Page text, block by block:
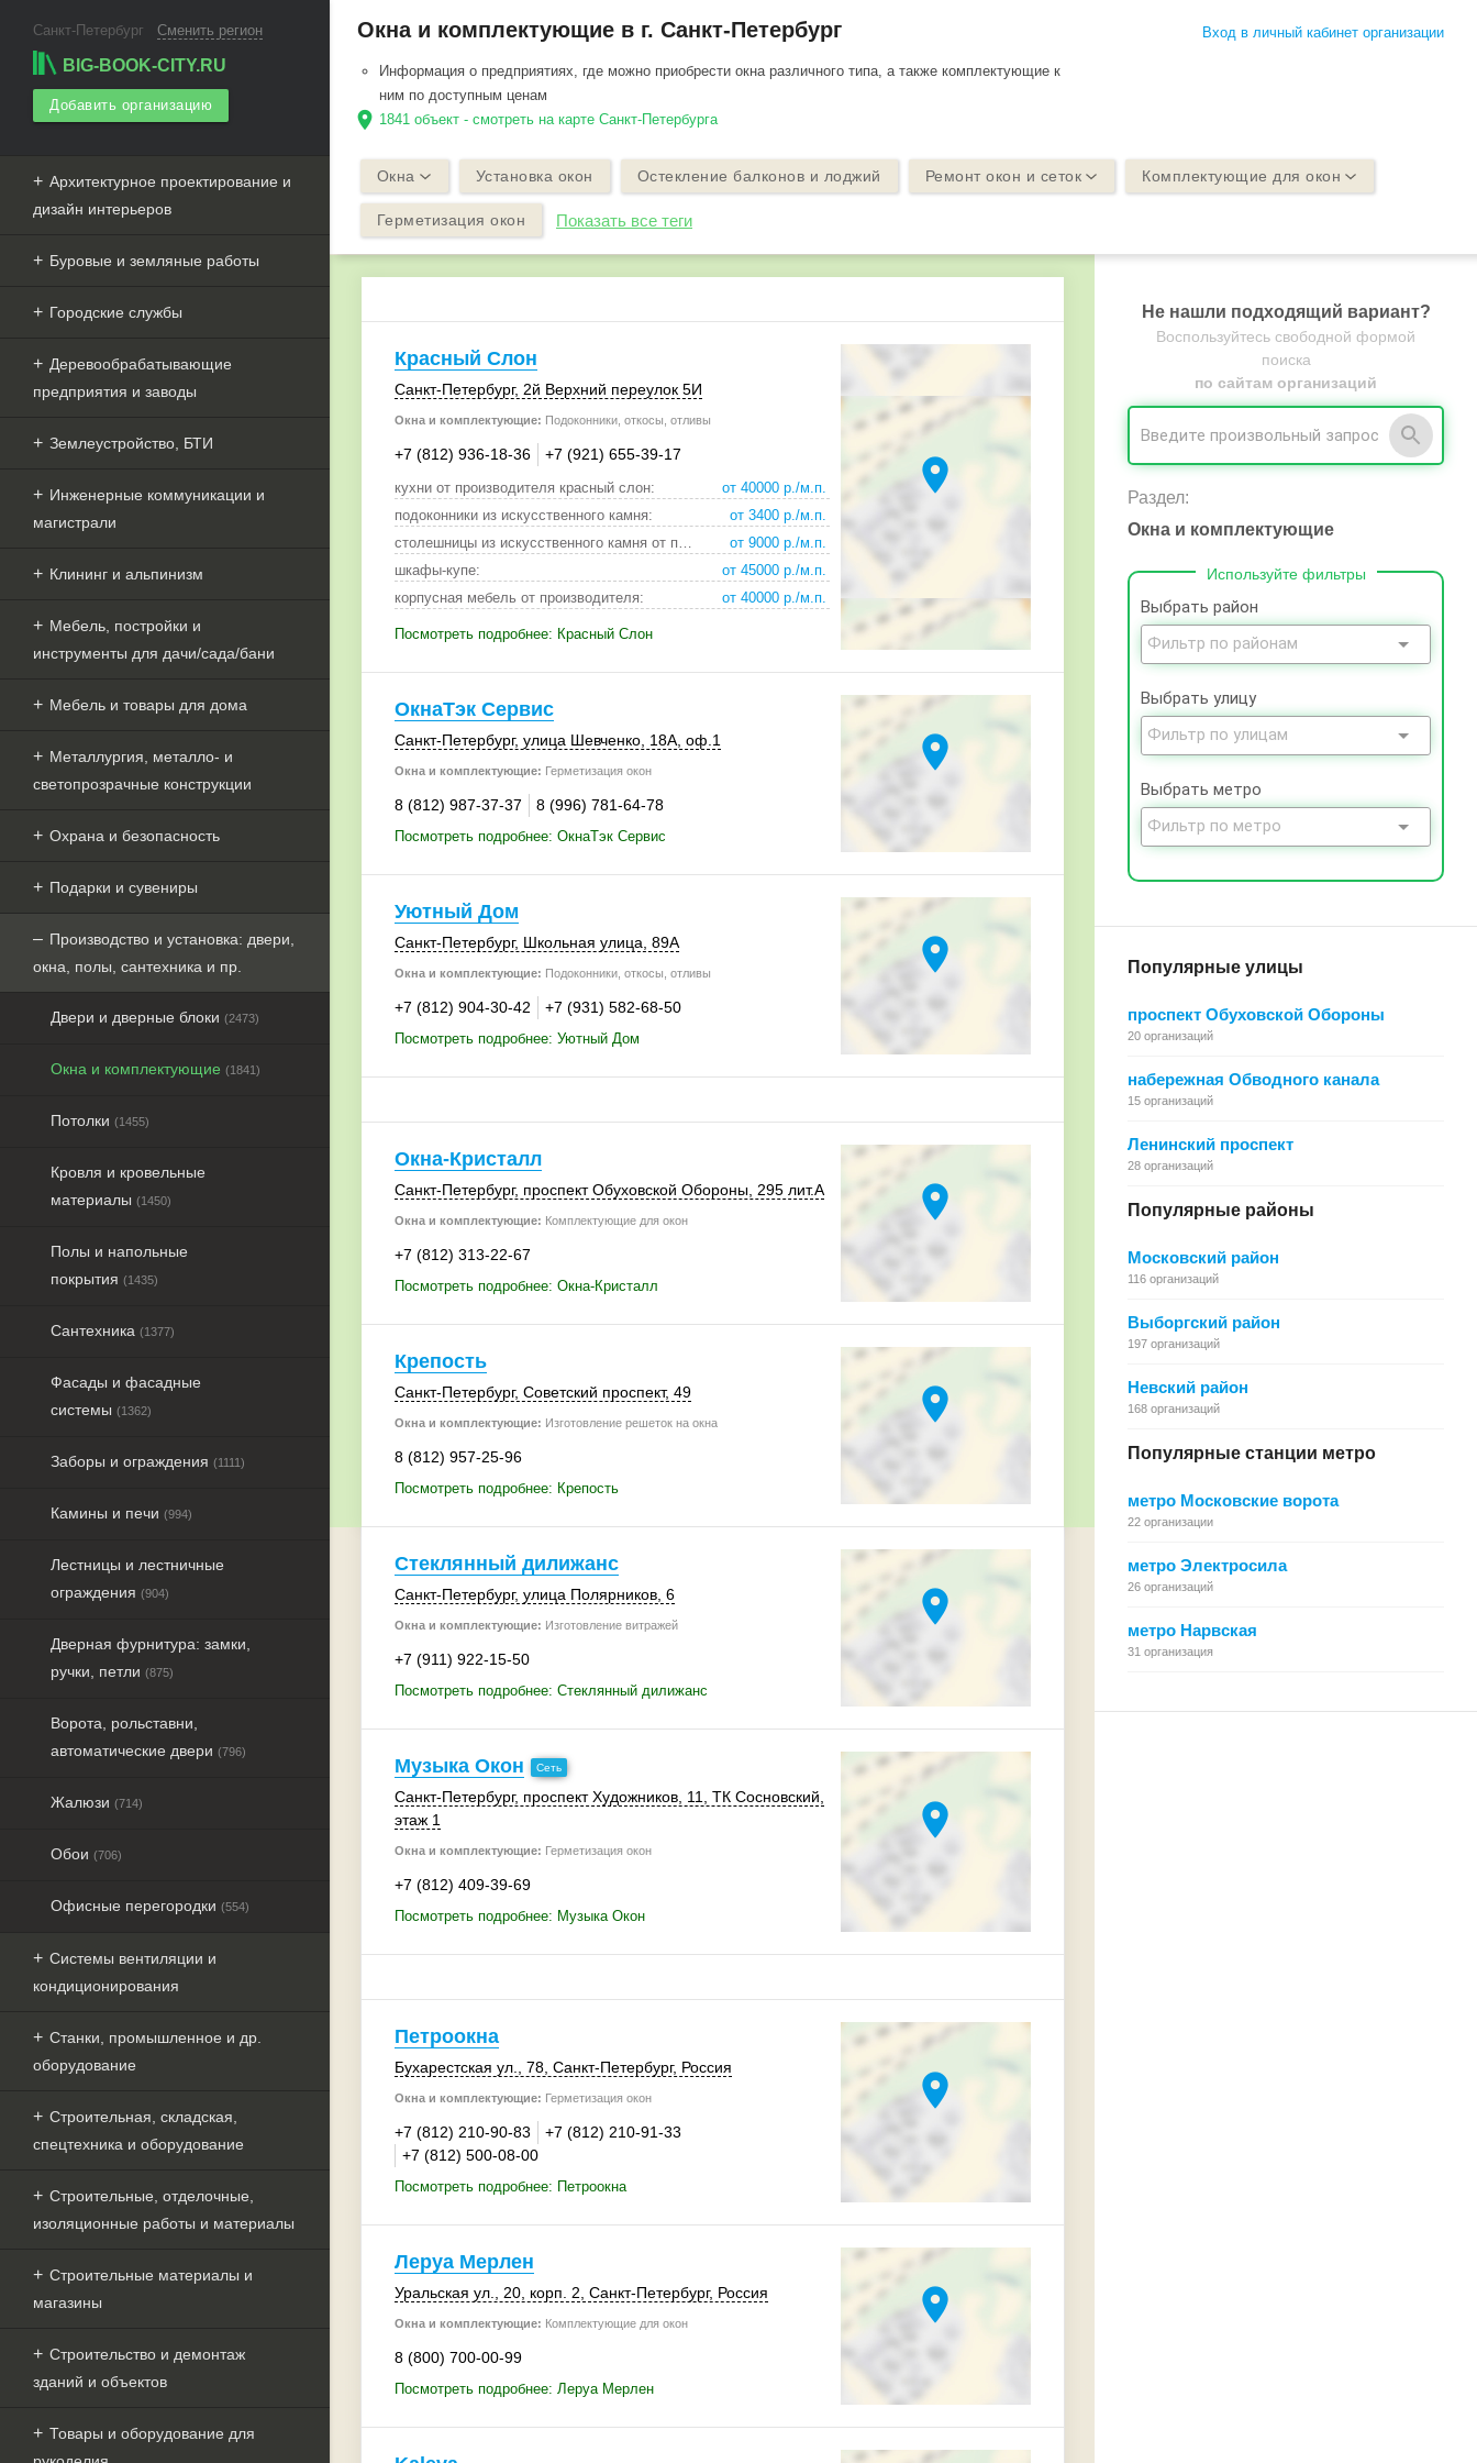
Санкт-Петербург Сменить регион
BIG-BOOK-CITY.RU
Добавить организацию
Архитектурное проектирование и
дизайн интерьеров
Буровые и земляные работы
Городские службы
Деревообрабатывающие
предприятия и заводы
Землеустройство, БТИ
Инженерные коммуникации и
магистрали
Клининг и альпинизм
Мебель, постройки и
инструменты для дачи/сада/бани
Мебель и товары для дома
Металлургия, металло- и
светопрозрачные конструкции
Охрана и безопасность
Подарки и сувениры
Производство и установка: двери,
окна, полы, сантехника и пр.
Двери и дверные блоки (2473)
Окна и комплектующие (1841)
Потолки (1455)
Кровля и кровельные
материалы (1450)
Полы и напольные
покрытия (1435)
Сантехника (1377)
Фасады и фасадные
системы (1362)
Заборы и ограждения (1111)
Камины и печи (994)
Лестницы и лестничные
ограждения (904)
Дверная фурнитура: замки,
ручки, петли (875)
Ворота, рольставни,
автоматические двери (796)
Жалюзи (714)
Обои (706)
Офисные перегородки (554)
Системы вентиляции и
кондиционирования
Станки, промышленное и др.
оборудование
Строительная, складская,
спецтехника и оборудование
Строительные, отделочные,
изоляционные работы и материалы
Строительные материалы и
магазины
Строительство и демонтаж
зданий и объектов
Товары и оборудование для
Окна и комплектующие в г. Санкт-Петербург
Информация о предприятиях, где можно приобрести окна различного типа, а также комплектующие к
ним по доступным ценам
location_on 1841 объект - смотреть на карте Санкт-Петербурга
Вход в личный кабинет организации
Окна Установка окон Остекление балконов и лоджий Ремонт окон и сеток Комплектующие для окон
Герметизация окон Показать все теги
Красный Слон
Санкт-Петербург, 2й Верхний переулок 5И
Окна и комплектующие: Подоконники, откосы, отливы
+7 (812) 936-18-36 +7 (921) 655-39-17
кухни от производителя красный слон:
от 40000 р./м.п.
подоконники из искусственного камня:
от 3400 р./м.п.
столешницы из искусственного камня от производител:
от 9000 р./м.п.
шкафы-купе:
от 45000 р./м.п.
корпусная мебель от производителя:
от 40000 р./м.п.
Посмотреть подробнее: Красный Слон
location_on
ОкнаТэк Сервис
Санкт-Петербург, улица Шевченко, 18А, оф.1
Окна и комплектующие: Герметизация окон
8 (812) 987-37-37 8 (996) 781-64-78
Посмотреть подробнее: ОкнаТэк Сервис
location_on
Уютный Дом
Санкт-Петербург, Школьная улица 89А
Окна и комплектующие: Подоконники, откосы, отливы
+7 (812) 904-30-42 +7 (931) 582-68-50
Посмотреть подробнее: Уютный Дом
location_on
Окна-Кристалл
Санкт-Петербург, проспект Обуховской Обороны, 295 лит.А
Окна и комплектующие: Комплектующие для окон
+7 (812) 313-22-67
Посмотреть подробнее: Окна-Кристалл
location_on
Крепость
Санкт-Петербург, Советский проспект, 49
Окна и комплектующие: Изготовление решеток на окна
8 (812) 957-25-96
Посмотреть подробнее: Крепость
location_on
Стеклянный дилижанс
Санкт-Петербург, улица Полярников, 6
Окна и комплектующие: Изготовление витражей
+7 (911) 922-15-50
Посмотреть подробнее: Стеклянный дилижанс
location_on
Музыка Окон
Санкт-Петербург, проспект Художников, 11, ТК Сосновский
этаж 1
Окна и комплектующие: Герметизация окон
+7 (812) 409-39-69
Посмотреть подробнее: Музыка Окон
location_on
Петроокна
Бухарестская ул., 78, Санкт-Петербург, Россия
Окна и комплектующие: Герметизация окон
+7 (812) 210-90-83
+7 (812) 210-91-33
+7 (812) 500-08-00
Посмотреть подробнее: Петроокна
location_on
Леруа Мерлен
Уральская ул., 20, корп. 2 Санкт-Петербург, Россия
Окна и комплектующие: Комплектующие для окон
8 (800) 700-00-99
Посмотреть подробнее: Леруа Мерлен
location_on
Не нашли подходящий вариант?
Воспользуйтесь свободной формой
поиска
по сайтам организаций
Раздел:
Окна и комплектующие
Используйте фильтры
Выбрать район
Выбрать улицу
Выбрать метро
Популярные улицы
проспект Обуховской Обороны
20 организаций
набережная Обводного канала
15 организаций
Ленинский проспект
28 организаций
Популярные районы
Московский район
116 организаций
Выборгский район
197 организаций
Невский район
168 организаций
Популярные станции метро
метро Московские ворота
22 организации
метро Электросила
26 организаций
метро Нарвская
31 организация